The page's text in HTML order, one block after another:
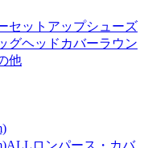
セットアップシューズ
グヘッドカバーラウン
他
ロンパース・カバ